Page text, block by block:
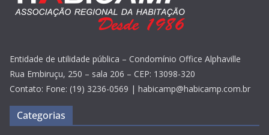
Entidade de utilidade pública – Condomínio Office Alphaville
Rua Embiruçu, 250 – sala 206 – CEP: 13098-320
Contato: Fone: (19) 3236-0569 | habicamp@habicamp.com.br
Categorias